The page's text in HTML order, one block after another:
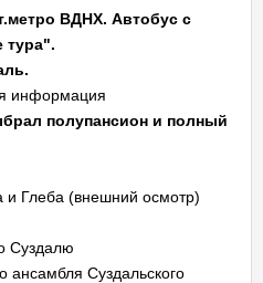
ВДНХ. Автобус с
тура".
информация
полупансион и полный
и Глеба (внешний осмотр)
Суздалю
ансамбля Суздальского